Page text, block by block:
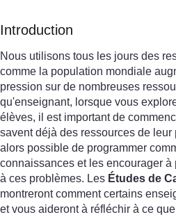
Introduction
Nous utilisons tous les jours des
comme la population mondiale
pression sur de nombreuses
qu'enseignant, lorsque vous
élèves, il est important de
savent déjà des ressources de
alors possible de programmer
connaissances et les encourager
à ces problèmes. Les Études de
montreront comment certains
et vous aideront à réfléchir à ce